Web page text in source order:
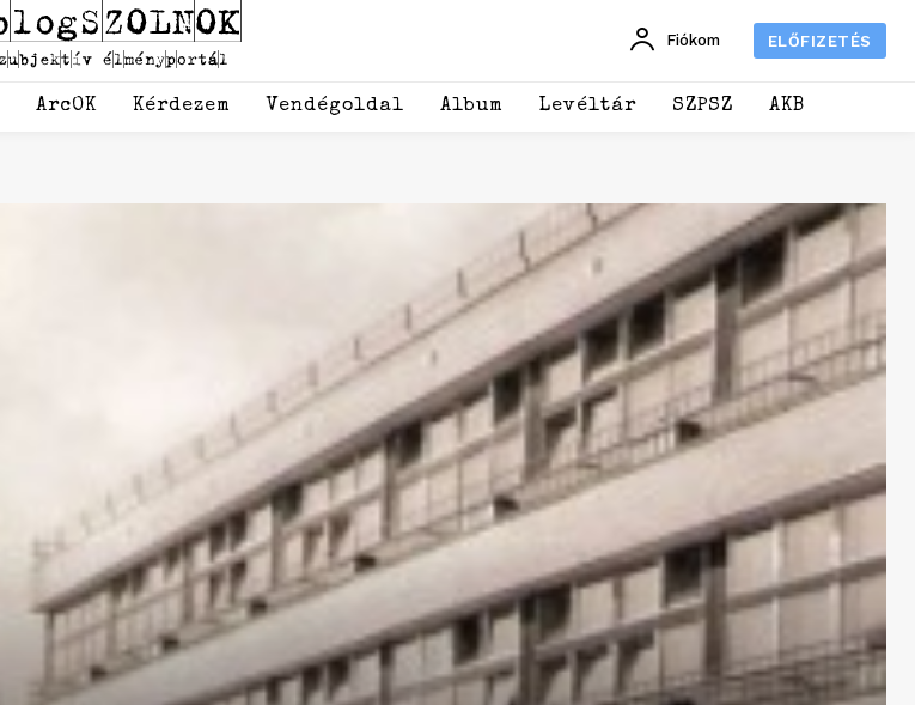
Fiókom ELŐFIZETÉS
ArcOK Kérdezem Vendégoldal Album Levéltár SZPSZ AKB